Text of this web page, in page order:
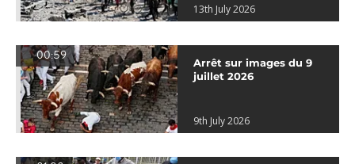
13th July 2026
00:59
Arrêt sur images du 9
juillet 2026
9th July 2026